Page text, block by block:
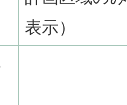
表示）